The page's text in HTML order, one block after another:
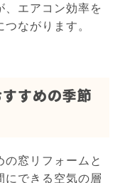
、エアコン効率を
ながります。
すめの季節
窓リフォームと
にできる空気の層